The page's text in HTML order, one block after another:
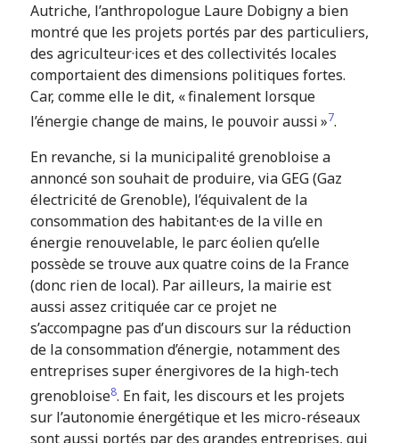
Autriche, l’anthropologue Laure Dobigny a bien
montré que les projets portés par des particuliers,
des agriculteur·ices et des collectivités locales
comportaient des dimensions politiques fortes.
Car, comme elle le dit, « finalement lorsque
l’énergie change de mains, le pouvoir aussi »7.
En revanche, si la municipalité grenobloise a
annoncé son souhait de produire, via GEG (Gaz
électricité de Grenoble), l’équivalent de la
consommation des habitant·es de la ville en
énergie renouvelable, le parc éolien qu’elle
possède se trouve aux quatre coins de la France
(donc rien de local). Par ailleurs, la mairie est
aussi assez critiquée car ce projet ne
s’accompagne pas d’un discours sur la réduction
de la consommation d’énergie, notamment des
entreprises super énergivores de la high-tech
grenobloise8. En fait, les discours et les projets
sur l’autonomie énergétique et les micro-réseaux
sont aussi portés par des grandes entreprises, qui